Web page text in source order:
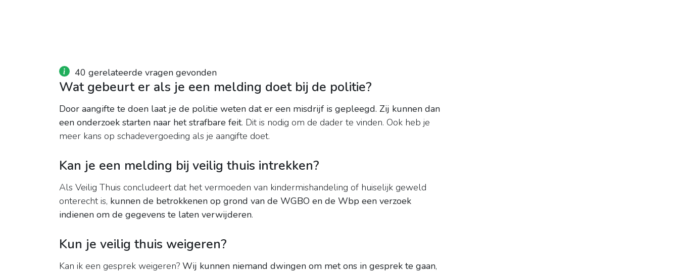
40 gerelateerde vragen gevonden
Wat gebeurt er als je een melding doet bij de politie?
Door aangifte te doen laat je de politie weten dat er een misdrijf is gepleegd. Zij kunnen dan
een onderzoek starten naar het strafbare feit. Dit is nodig om de dader te vinden. Ook heb je
meer kans op schadevergoeding als je aangifte doet.
Kan je een melding bij veilig thuis intrekken?
Als Veilig Thuis concludeert dat het vermoeden van kindermishandeling of huiselijk geweld
onterecht is, kunnen de betrokkenen op grond van de WGBO en de Wbp een verzoek
indienen om de gegevens te laten verwijderen.
Kun je veilig thuis weigeren?
Kan ik een gesprek weigeren? Wij kunnen niemand dwingen om met ons in gesprek te gaan,